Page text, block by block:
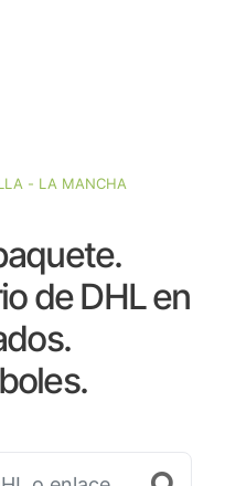
- LA MANCHA
de DHL en